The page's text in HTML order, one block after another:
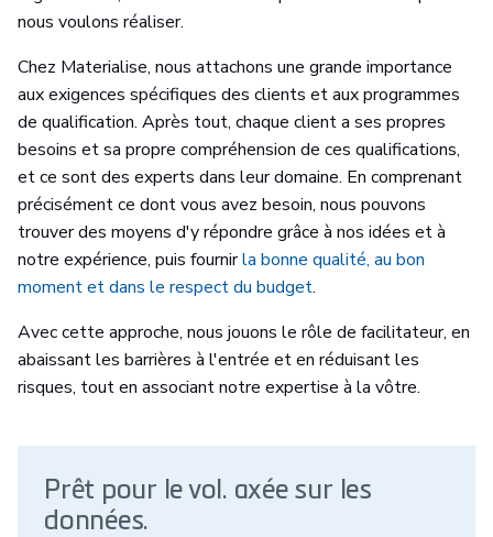
nous voulons réaliser.
Chez Materialise, nous attachons une grande importance
aux exigences spécifiques des clients et aux programmes
de qualification. Après tout, chaque client a ses propres
besoins et sa propre compréhension de ces qualifications,
et ce sont des experts dans leur domaine. En comprenant
précisément ce dont vous avez besoin, nous pouvons
trouver des moyens d'y répondre grâce à nos idées et à
notre expérience, puis fournirla bonne qualité, au bon
moment et dans le respect du budget.
Avec cette approche, nous jouons le rôle de facilitateur, en
abaissant les barrières à l'entrée et en réduisant les
risques, tout en associant notre expertise à la vôtre.
Prêt pour le vol. axée sur les
données.